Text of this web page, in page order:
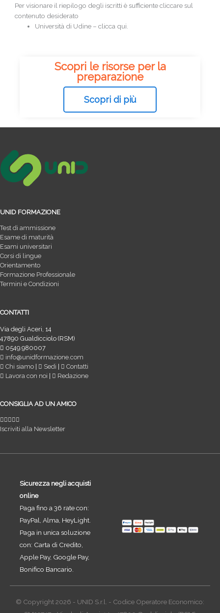
Per visionare il riepilogo degli iscritti è sufficiente cliccare sul
contenuto desiderato
Università di Udine – clicca qui.
Scopri le risorse per la
preparazione
Scopri di più
UNID FORMAZIONE
Test di ammissione
Esame di maturità
Esami universitari
Corsi di lingue
Orientamento
Formazione Professionale
Termini e Condizioni
CONTATTI
Via degli Aceri, 14
47890 Gualdicciolo (RSM)
0549.980007
info@unidformazione.com
Chi siamo | Sedi |
Contatti
Lavora con noi | Redazione
CONSIGLIA AD UN AMICO
Iscriviti alla Newsletter
Sicurezza negli acquisti
online
Paga fino a 36 rate con:
PayPal, Alma, HeyLight.
Paga in unica soluzione
con: Carta di Credito,
Apple Pay, Google Pay,
Bonifico Bancario.
© Copyright 2026 - UNID S.r.l. - Codice Operatore Economico: